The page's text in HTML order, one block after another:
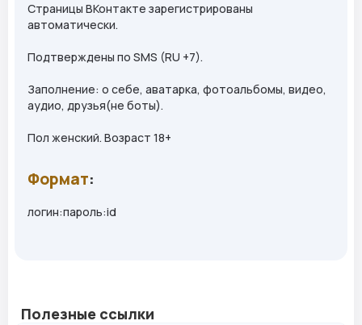
Страницы ВКонтакте зарегистрированы
автоматически.
Подтверждены по SMS (RU +7).
Заполнение: о себе, аватарка, фотоальбомы, видео,
аудио, друзья(не боты).
Пол женский. Возраст 18+
Формат:
логин:пароль:id
Полезные ссылки